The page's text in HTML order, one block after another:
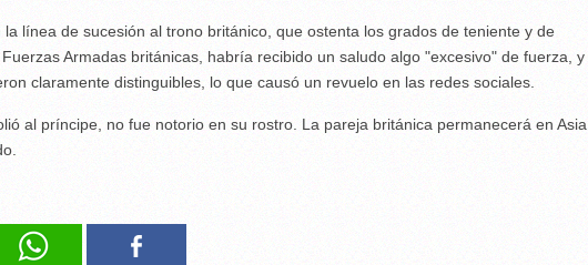
la línea de sucesión al trono británico, que ostenta los grados de teniente y de
Armadas británicas, habría recibido un saludo algo "excesivo" de fuerza, y
claramente distinguibles, lo que causó un revuelo en las redes sociales.
al príncipe, no fue notorio en su rostro. La pareja británica permanecerá en Asia